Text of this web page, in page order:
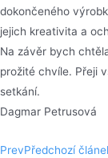
dokončeného
jejich kreativita a
Na závěr bych
prožité chvíle. Přeji
setkání.
Dagmar Petrusová
PrevPředchozí